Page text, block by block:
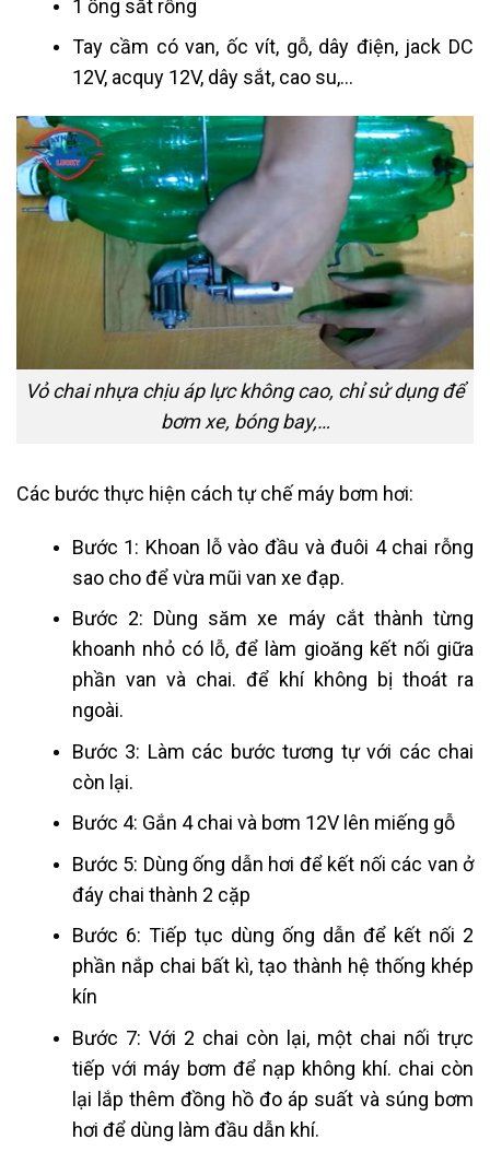
1 ống sắt rỗng
Tay cầm có van, ốc vít, gỗ, dây điện, jack DC
12V, acquy 12V, dây sắt, cao su,…
Vỏ chai nhựa chịu áp lực không cao, chỉ sử dụng để
bơm xe, bóng bay,…
Các bước thực hiện cách tự chế máy bơm hơi:
Bước 1: Khoan lỗ vào đầu và đuôi 4 chai rỗng
sao cho để vừa mũi van xe đạp.
Bước 2: Dùng săm xe máy cắt thành từng
khoanh nhỏ có lỗ, để làm gioăng kết nối giữa
phần van và chai. để khí không bị thoát ra
ngoài.
Bước 3: Làm các bước tương tự với các chai
còn lại.
Bước 4: Gắn 4 chai và bơm 12V lên miếng gỗ
Bước 5: Dùng ống dẫn hơi để kết nối các van ở
đáy chai thành 2 cặp
Bước 6: Tiếp tục dùng ống dẫn để kết nối 2
phần nắp chai bất kì, tạo thành hệ thống khép
kín
Bước 7: Với 2 chai còn lại, một chai nối trực
tiếp với máy bơm để nạp không khí. chai còn
lại lắp thêm đồng hồ đo áp suất và súng bơm
hơi để dùng làm đầu dẫn khí.